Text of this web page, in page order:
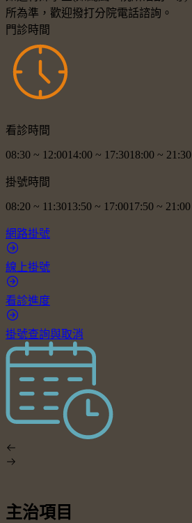
所為準，歡迎撥打分院電話諮詢。
門診時間
看診時間
08:30 ~ 12:0014:00 ~ 17:3018:00 ~ 21:30
掛號時間
08:20 ~ 11:3013:50 ~ 17:0017:50 ~ 21:00
網路掛號
線上掛號
看診進度
掛號查詢與取消
主治項目